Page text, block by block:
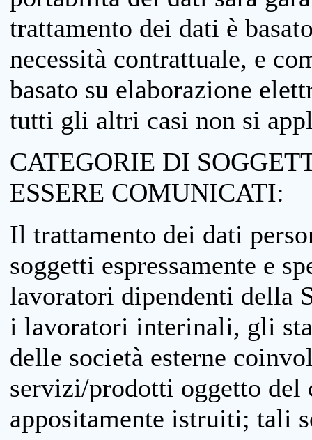
trattamento dei dati è
necessità contrattuale, e
basato su elaborazione
tutti gli altri casi non si
CATEGORIE DI
ESSERE COMUNICATI:
Il trattamento dei dati
soggetti espressamente e
lavoratori dipendenti della
i lavoratori interinali, gli
delle società esterne
servizi/prodotti oggetto
appositamente istruiti; tali